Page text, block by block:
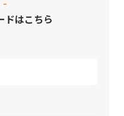
-
ドはこちら